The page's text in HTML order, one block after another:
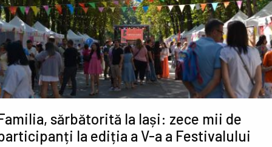
sărbătorită la Iași: zece mii de
la ediția a V-a a Festivalului